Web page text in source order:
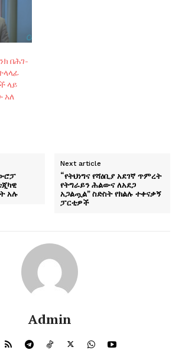
በሕገ-
ላይ
አለ
አሉ
Next article
“የትህነግና የሻዕቢያ አደገኛ ጥምረት
የትግራይን ሕልውና ለአደጋ
አጋልጧል” ስድስት የክልሉ ተቀናቃኝ
ፓርቲዎች
Admin